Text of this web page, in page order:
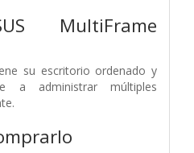
MultiFrame
su escritorio ordenado y
a administrar múltiples